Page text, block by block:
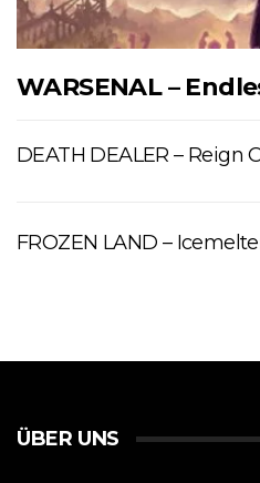
WARSENAL –
DEATH DEALER – Reign
FROZEN LAND –
ÜBER UNS